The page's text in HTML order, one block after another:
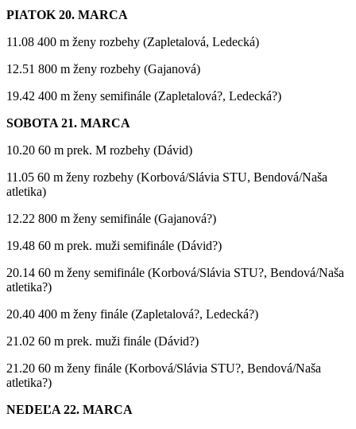
PIATOK 20. MARCA
11.08 400 m ženy rozbehy (Zapletalová, Ledecká)
12.51 800 m ženy rozbehy (Gajanová)
19.42 400 m ženy semifinále (Zapletalová?, Ledecká?)
SOBOTA 21. MARCA
10.20 60 m prek. M rozbehy (Dávid)
11.05 60 m ženy rozbehy (Korbová/Slávia STU, Bendová/Naša
atletika)
12.22 800 m ženy semifinále (Gajanová?)
19.48 60 m prek. muži semifinále (Dávid?)
20.14 60 m ženy semifinále (Korbová/Slávia STU?, Bendová/Naša
atletika?)
20.40 400 m ženy finále (Zapletalová?, Ledecká?)
21.02 60 m prek. muži finále (Dávid?)
21.20 60 m ženy finále (Korbová/Slávia STU?, Bendová/Naša
atletika?)
NEDEĽA 22. MARCA